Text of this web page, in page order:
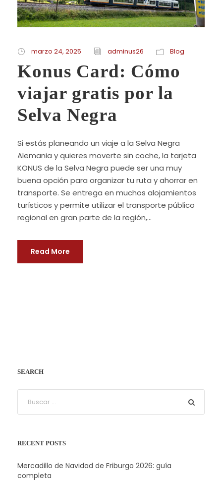
marzo 24, 2025 adminus26 Blog
Konus Card: Cómo
viajar gratis por la
Selva Negra
Si estás planeando un viaje a la Selva Negra
Alemania y quieres moverte sin coche, la tarjeta
KONUS de la Selva Negra puede ser una muy
buena opción para organizar tu ruta y ahorrar en
transporte. Se entrega en muchos alojamientos
turísticos y permite utilizar el transporte público
regional en gran parte de la región,...
Read More
SEARCH
RECENT POSTS
Mercadillo de Navidad de Friburgo 2026: guía
completa